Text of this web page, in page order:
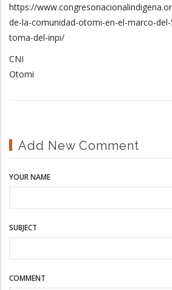
https://
de-la-comunidad-otomi-en-el-marco-
toma-del-inpi/
CNI
Otomi
Add New Comment
YOUR NAME
SUBJECT
COMMENT